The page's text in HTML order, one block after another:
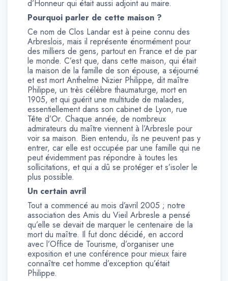
d’Honneur qui était aussi adjoint au maire.
Pourquoi parler de cette maison ?
Ce nom de Clos Landar est à peine connu des
Arbreslois, mais il représente énormément pour
des milliers de gens, partout en France et de par
le monde. C’est que, dans cette maison, qui était
la maison de la famille de son épouse, a séjourné
et est mort Anthelme Nizier Philippe, dit maître
Philippe, un très célèbre thaumaturge, mort en
1905, et qui guérit une multitude de malades,
essentiellement dans son cabinet de Lyon, rue
Tête d’Or. Chaque année, de nombreux
admirateurs du maître viennent à l’Arbresle pour
voir sa maison. Bien entendu, ils ne peuvent pas y
entrer, car elle est occupée par une famille qui ne
peut évidemment pas répondre à toutes les
sollicitations, et qui a dû se protéger et s’isoler le
plus possible.
Un certain avril
Tout a commencé au mois d’avril 2005 ; notre
association des Amis du Vieil Arbresle a pensé
qu’elle se devait de marquer le centenaire de la
mort du maître. Il fut donc décidé, en accord
avec l’Office de Tourisme, d’organiser une
exposition et une conférence pour mieux faire
connaître cet homme d’exception qu’était
Philippe.